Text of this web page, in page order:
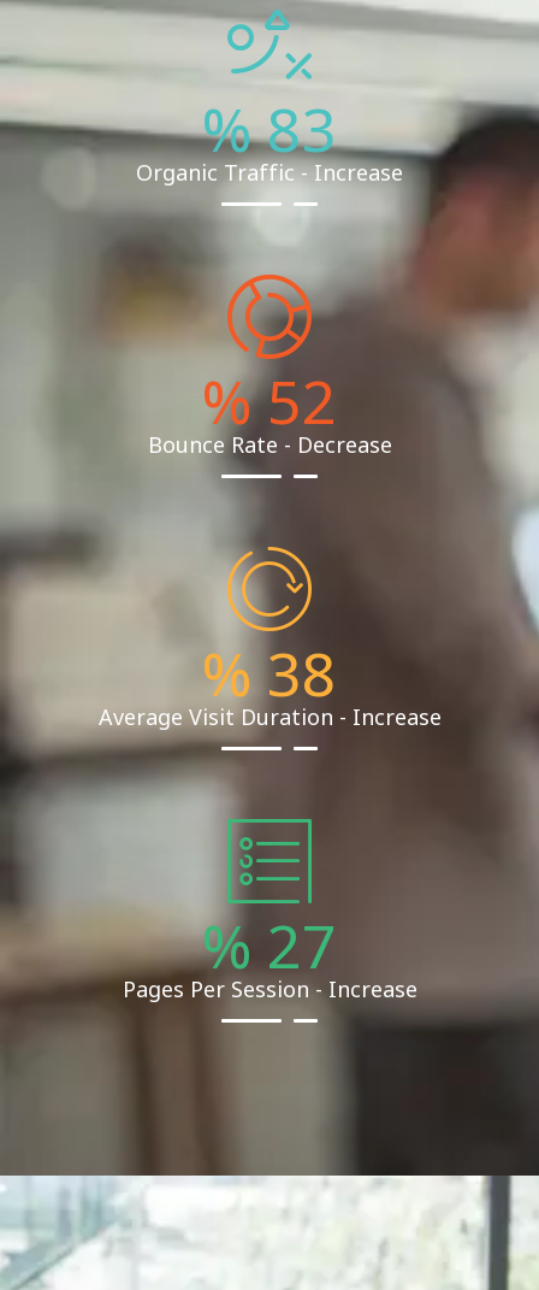
83
%
Organic Traffic - Increase
52
%
Bounce Rate - Decrease
38
%
Average Visit Duration - Increase
27
%
Pages Per Session - Increase